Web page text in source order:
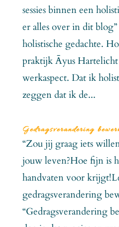
sessies binnen een
er alles over in dit
holistische gedachte.
praktijk Āyus
werkaspect. Dat ik
zeggen dat ik de...
Gedragsverandering
“Zou jij graag iets
jouw leven?Hoe fijn is
handvaten voor
gedragsverandering
“Gedragsverandering